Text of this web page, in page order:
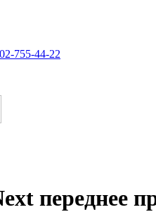
755-44-22
переднее